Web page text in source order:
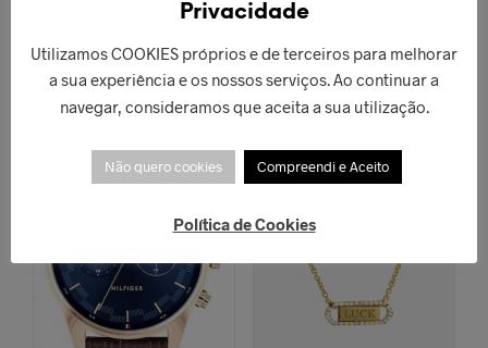
Privacidade
Utilizamos COOKIES próprios e de terceiros para melhorar
a sua experiência e os nossos serviços. Ao continuar a
navegar, consideramos que aceita a sua utilização.
Não quero cookies Compreendi e Aceito
Política de Cookies